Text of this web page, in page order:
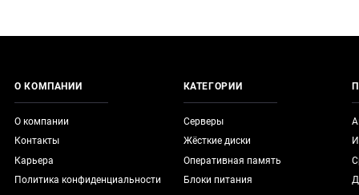
О КОМПАНИИ
О компании
Контакты
Карьера
Политика конфиденциальности
КАТЕГОРИИ
Серверы
Жёсткие диски
Оперативная память
Блоки питания